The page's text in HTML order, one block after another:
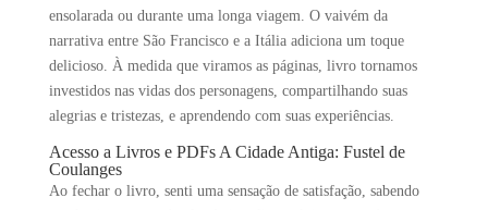
ensolarada ou durante uma longa viagem. O vaivém da
narrativa entre São Francisco e a Itália adiciona um toque
delicioso. À medida que viramos as páginas, livro tornamos
investidos nas vidas dos personagens, compartilhando suas
alegrias e tristezas, e aprendendo com suas experiências.
Acesso a Livros e PDFs A Cidade Antiga: Fustel de
Coulanges
Ao fechar o livro, senti uma sensação de satisfação, sabendo